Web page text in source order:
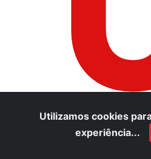
Utilizamos cookies
experiência...